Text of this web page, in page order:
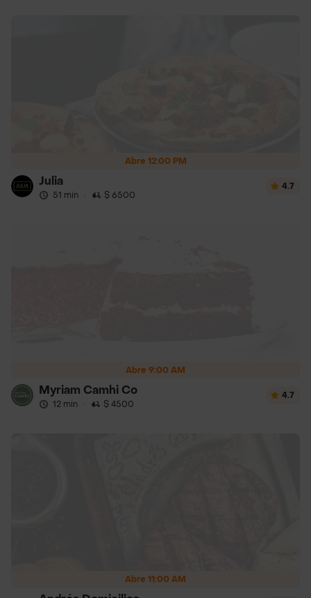
Abre 12:00 PM
Julia
51 min · $ 6500
4.7
Abre 9:00 AM
Myriam Camhi Co
12 min · $ 4500
4.7
Abre 11:00 AM